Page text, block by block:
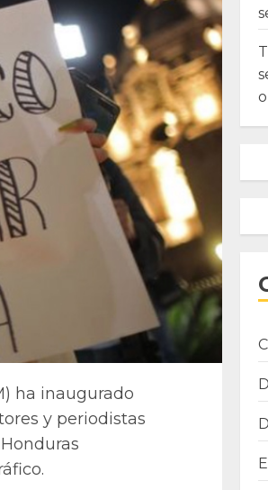
ha inaugurado
y periodistas